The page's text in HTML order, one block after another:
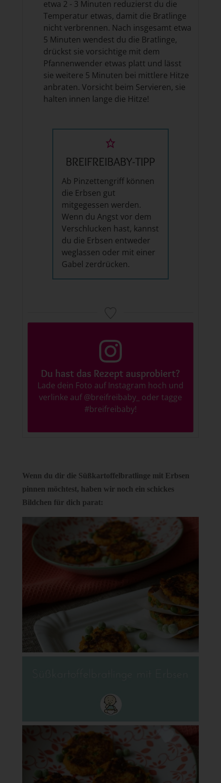
etwa 2 - 3 Minuten reduzierst du die
Temperatur etwas, damit die Bratlinge
nicht verbrennen. Nach insgesamt etwa
5 Minuten wendest du die Bratlinge,
drückst sie vorsichtige mit dem
Pfannenwender etwas platt und lässt
sie weitere 5 Minuten bei mittlere Hitze
anbraten. Vorsicht beim Servieren, sie
halten innen lange die Hitze!
BREIFREIBABY-TIPP
Ab Pinzettengriff können
die Erbsen gut
mitgegessen werden.
Wenn du Angst vor dem
Verschlucken hast, kannst
du die Erbsen entweder
weglassen oder mit einer
Gabel zerdrücken.
Du hast das Rezept ausprobiert?
Lade dein Foto auf Instagram hoch und
verlinke auf@breifreibaby_ oder tagge
#breifreibaby!
Wenn du dir die Süßkartoffelbratlinge mit Erbsen
pinnen möchtest, haben wir noch ein schickes
Bildchen für dich parat: